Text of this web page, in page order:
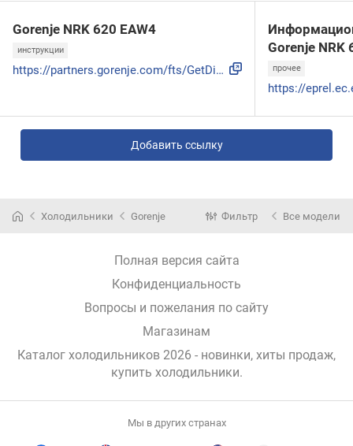
Gorenje NRK 620 EAW4
инструкции
https://partners.gorenje.com/fts/GetDigitDoc.aspx?sifra=200...
Gorenje NRK
прочее
Добавить ссылку
Холодильники Gorenje Фильтр Все модели
Полная версия сайта
Конфиденциальность
Вопросы и пожелания по сайту
Магазинам
Каталог холодильников 2026 - новинки, хиты продаж,
купить холодильники.
Мы в других странах